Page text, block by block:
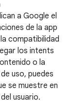
a Google el
de la app
compatibilidad
los intents
o la
uso, puedes
se muestre en
usuario.